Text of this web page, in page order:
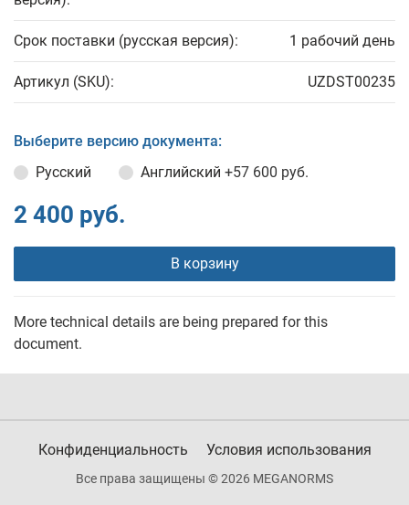
Срок поставки (русская версия): 1 рабочий день
Артикул (SKU): UZDST00235
Выберите версию документа:
Русский
Английский +57 600 руб.
2 400 руб.
В корзину
More technical details are being prepared for this
document.
Конфиденциальность Условия использования
Все права защищены © 2026 MEGANORMS